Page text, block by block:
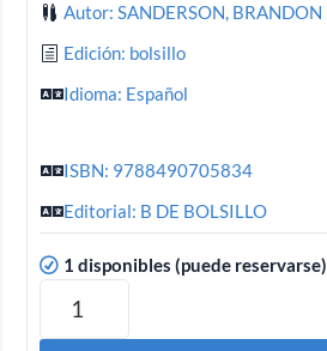
Autor: SANDERSON, BRANDON
Edición: bolsillo
Idioma: Español
ISBN: 9788490705834
Editorial: B DE BOLSILLO
1 disponibles (puede reservarse)